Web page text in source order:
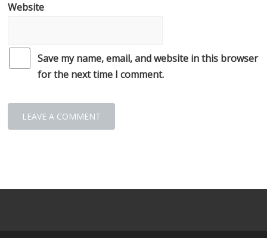
Website
Save my name, email, and website in this browser
for the next time I comment.